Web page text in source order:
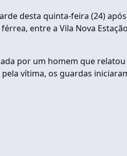
desta quinta-feira (24) após
entre a Vila Nova
por um homem que relatou
vítima, os guardas